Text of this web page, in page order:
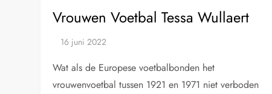
Vrouwen Voetbal Tessa Wullaert
Wat als de Europese voetbalbonden het
vrouwenvoetbal tussen 1921 en 1971 niet verboden